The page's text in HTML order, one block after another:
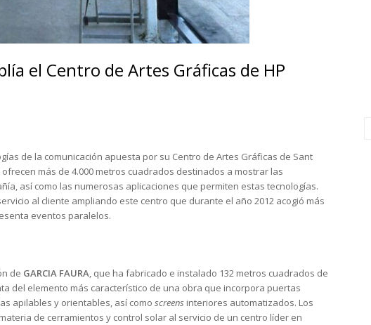
el Centro de Artes Gráficas de HP
de la comunicación apuesta por su Centro de Artes Gráficas de Sant
más de 4.000 metros cuadrados destinados a mostrar las
así como las numerosas aplicaciones que permiten estas tecnologías.
al cliente ampliando este centro que durante el año 2012 acogió más
eventos paralelos.
de GARCIA FAURA, que ha fabricado e instalado 132 metros cuadrados de
del elemento más característico de una obra que incorpora puertas
apilables y orientables, así como screens interiores automatizados. Los
de cerramientos y control solar al servicio de un centro líder en